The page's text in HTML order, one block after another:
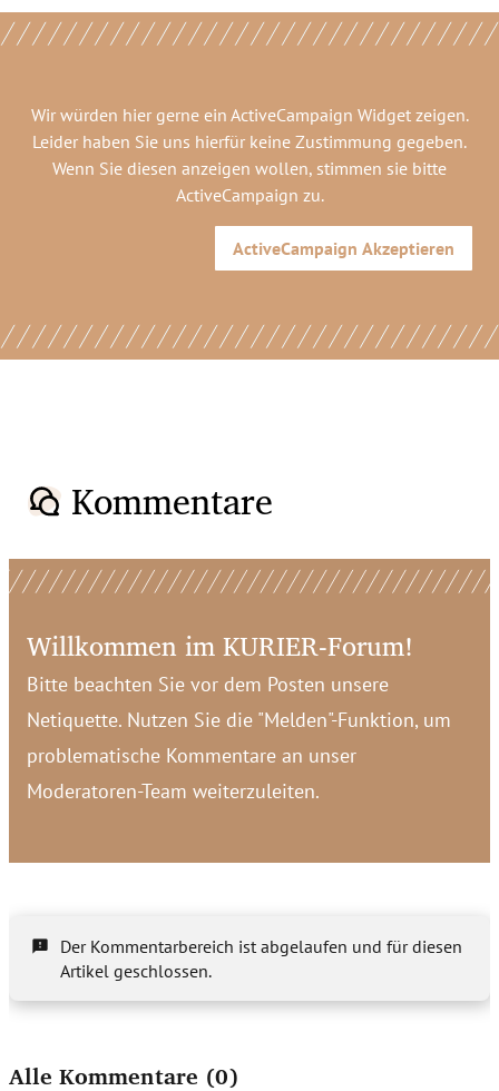
Wir würden hier gerne ein ActiveCampaign Widgetzeigen.
Leider haben Sie uns hierfür keine Zustimmung gegeben.
Wenn Sie diesen anzeigen wollen, stimmen sie bitte
ActiveCampaign zu.
ActiveCampaign Akzeptieren
Kommentare